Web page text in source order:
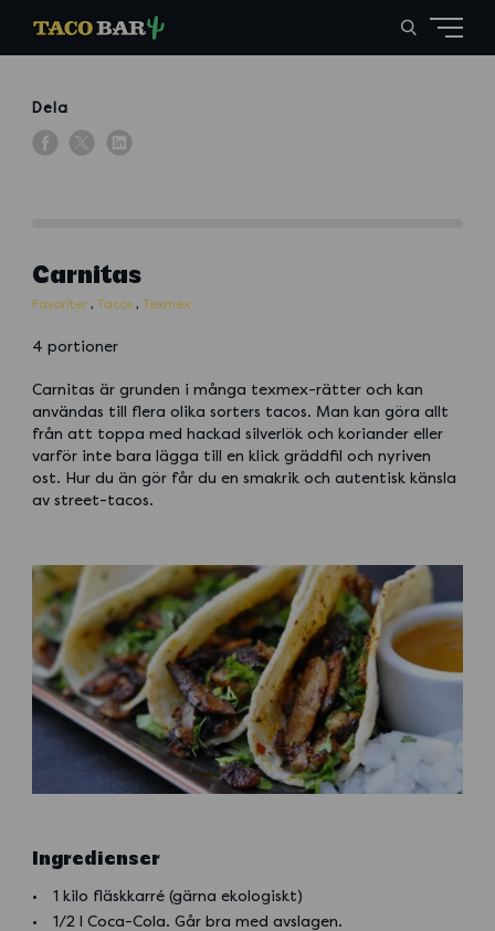
Dela
Carnitas
Favoriter , Tacos , Texmex
4 portioner
Carnitas är grunden i många texmex-rätter och kan
användas till flera olika sorters tacos. Man kan göra allt
från att toppa med hackad silverlök och koriander eller
varför inte bara lägga till en klick gräddfil och nyriven
ost. Hur du än gör får du en smakrik och autentisk känsla
av street-tacos.
Ingredienser
1 kilo fläskkarré (gärna ekologiskt)
1/2 l Coca-Cola. Går bra med avslagen.